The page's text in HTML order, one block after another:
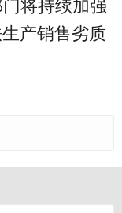
将持续加强
产销售劣质